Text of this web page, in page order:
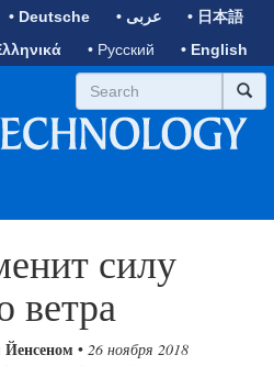
• Deutsche • عربى
• 日本語
• Русский • English
силу
ветра
• 26 ноября 2018